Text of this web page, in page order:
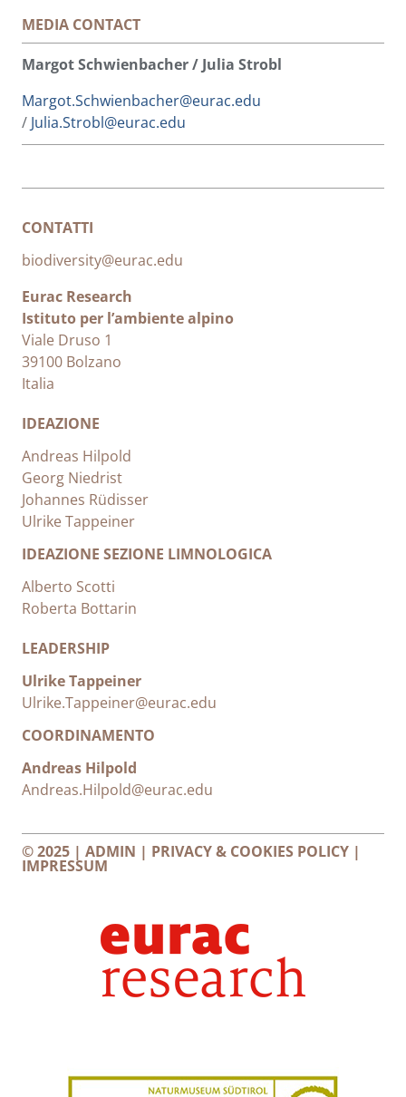
MEDIA CONTACT
Margot Schwienbacher / Julia Strobl
Margot.Schwienbacher@eurac.edu
/ Julia.Strobl@eurac.edu
CONTATTI
biodiversity@eurac.edu
Eurac Research
Istituto per l’ambiente alpino
Viale Druso 1
39100 Bolzano
Italia
IDEAZIONE
Andreas Hilpold
Georg Niedrist
Johannes Rüdisser
Ulrike Tappeiner
IDEAZIONE SEZIONE LIMNOLOGICA
Alberto Scotti
Roberta Bottarin
LEADERSHIP
Ulrike Tappeiner
Ulrike.Tappeiner@eurac.edu
COORDINAMENTO
Andreas Hilpold
Andreas.Hilpold@eurac.edu
© 2025 | ADMIN | PRIVACY & COOKIES POLICY |
IMPRESSUM